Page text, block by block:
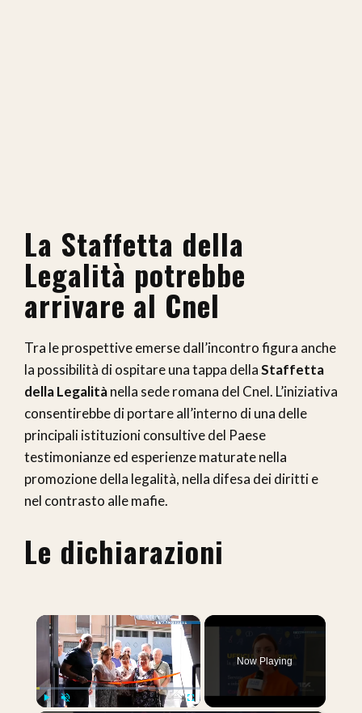
La Staffetta della
Legalità potrebbe
arrivare al Cnel
Tra le prospettive emerse dall’incontro figura anche
la possibilità di ospitare una tappa dellaStaffetta
della Legalitànella sede romana del Cnel. L’iniziativa
consentirebbe di portare all’interno di una delle
principali istituzioni consultive del Paese
testimonianze ed esperienze maturate nella
promozione della legalità, nella difesa dei diritti e
nel contrasto alle mafie.
Le dichiarazioni
×
Now Playing